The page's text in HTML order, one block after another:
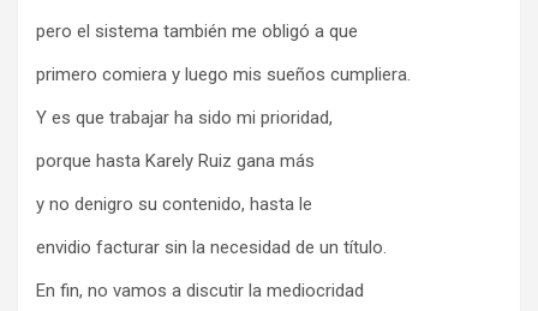
pero el sistema también me obligó a que
primero comiera y luego mis sueños cumpliera.
Y es que trabajar ha sido mi prioridad,
porque hasta Karely Ruiz gana más
y no denigro su contenido, hasta le
envidio facturar sin la necesidad de un título.
En fin, no vamos a discutir la mediocridad